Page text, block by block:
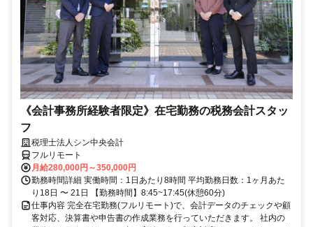
《会計事務所経験者限定》在宅勤務の税務会計スタッ
フ
税理士法人シン中央会計
フルリモート
月給280,000円～350,000円
勤務時間詳細 実働時間：1日あたり8時間 平均勤務日数：1ヶ月あた
り18日 〜 21日 【勤務時間】8:45~17:45(休憩60分)
仕事内容 完全在宅勤務(フルリモート)で、会計データのチェックや顧
客対応、決算書や申告書の作成業務を行っていただきます。 社内の